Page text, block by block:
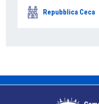
Repubblica Ceca